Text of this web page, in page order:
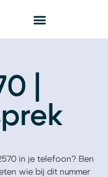
|
in je telefoon? Ben
wie bij dit nummer